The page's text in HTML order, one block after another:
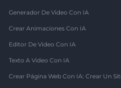
Generador De Video Con IA
Crear Animaciones Con IA
Editor De Video Con IA
Texto A Video Con IA
Crear Página Web Con IA: Crear Un